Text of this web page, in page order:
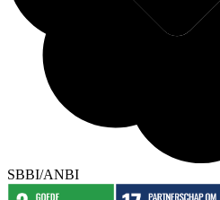
SBBI/ANBI